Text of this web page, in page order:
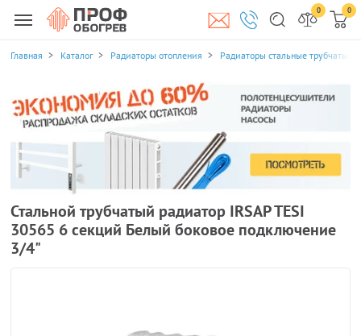
0 0
Главная Каталог Радиаторы отопления Радиаторы стальные трубчатые
Стальной трубчатый радиатор IRSAP TESI
30565 6 секций Белый боковое подключение
3/4"